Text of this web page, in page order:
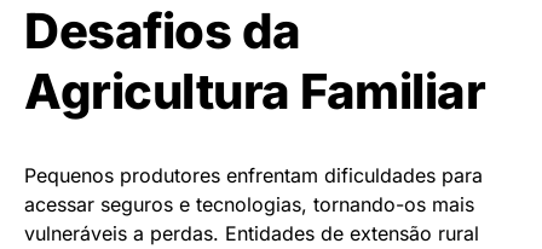
Desafios da
Agricultura Familiar
Pequenos produtores enfrentam dificuldades para
acessar seguros e tecnologias, tornando-os mais
vulneráveis a perdas. Entidades de extensão rural